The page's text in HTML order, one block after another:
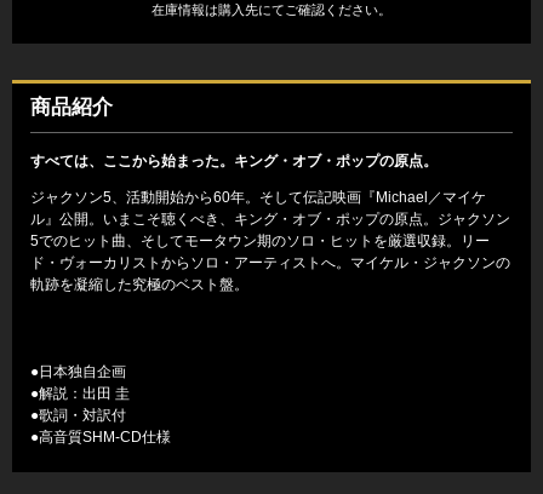
在庫情報は購入先にてご確認ください。
商品紹介
すべては、ここから始まった。キング・オブ・ポップの原点。
ジャクソン5、活動開始から60年。そして伝記映画『Michael／マイケ
ル』公開。いまこそ聴くべき、キング・オブ・ポップの原点。ジャクソン
5でのヒット曲、そしてモータウン期のソロ・ヒットを厳選収録。リー
ド・ヴォーカリストからソロ・アーティストへ。マイケル・ジャクソンの
軌跡を凝縮した究極のベスト盤。
●日本独自企画
●解説：出田 圭
●歌詞・対訳付
●高音質SHM-CD仕様